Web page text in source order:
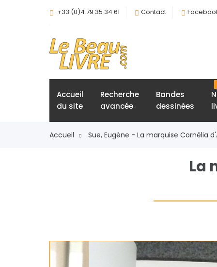
+33 (0)4 79 35 34 61 Contact
Accueil
du site
Recherche
avancée
Bandes
dessinées
Accueil Sue, Eugène - La marquise Cornélia
La